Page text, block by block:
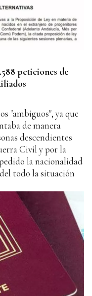
peticiones de
"ambiguos", ya que
de manera
descendientes
Civil y por la
la nacionalidad
todo la situación